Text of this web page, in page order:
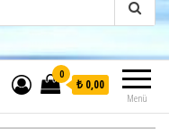
Menü
0
₺ 0,00